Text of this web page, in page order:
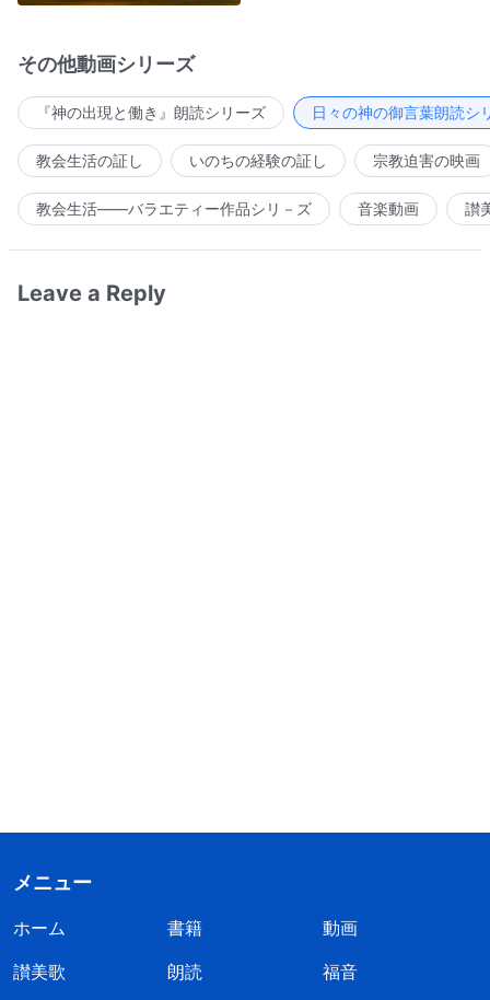
その他動画シリーズ
『神の出現と働き』朗読シリーズ 日々の神の御言葉朗読シ
教会生活の証し いのちの経験の証し 宗教迫害の映画
教会生活――バラエティー作品シリ－ズ 音楽動画 讃
Leave a Reply
メニュー
ホーム 書籍
動画
讃美歌
朗読
福音